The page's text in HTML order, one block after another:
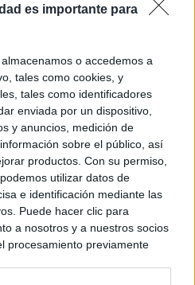
es importante para
o accedemos a
tales como cookies, y
tales como identificadores
enviada por un dispositivo,
y anuncios, medición de
sobre el público, así
productos. Con su permiso,
utilizar datos de
e identificación mediante las
Puede hacer clic para
a nosotros y a nuestros socios
procesamiento previamente
El Gobierno
Privacidad y Cookies